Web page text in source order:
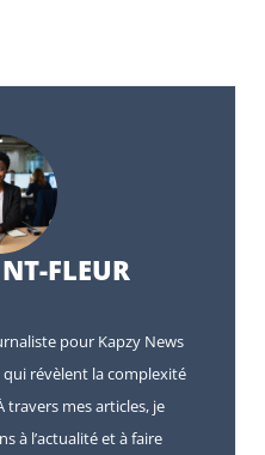
FLEUR
pour Kapzy News
révèlent la complexité
travers mes articles, je
à l’actualité et à faire